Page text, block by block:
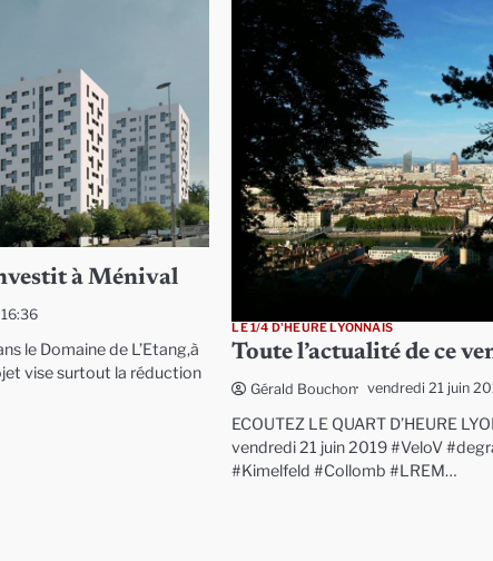
à Ménival
le Domaine de L’Etang,à
vise surtout la réduction
LE 1/4 D'HEURE LYONNAIS
Toute l’actualité de ce
Gérald Bouchon vendredi 21 juin
ECOUTEZ LE QUART D’HEURE
vendredi 21 juin 2019 #VeloV
#Kimelfeld #Collomb #LREM…